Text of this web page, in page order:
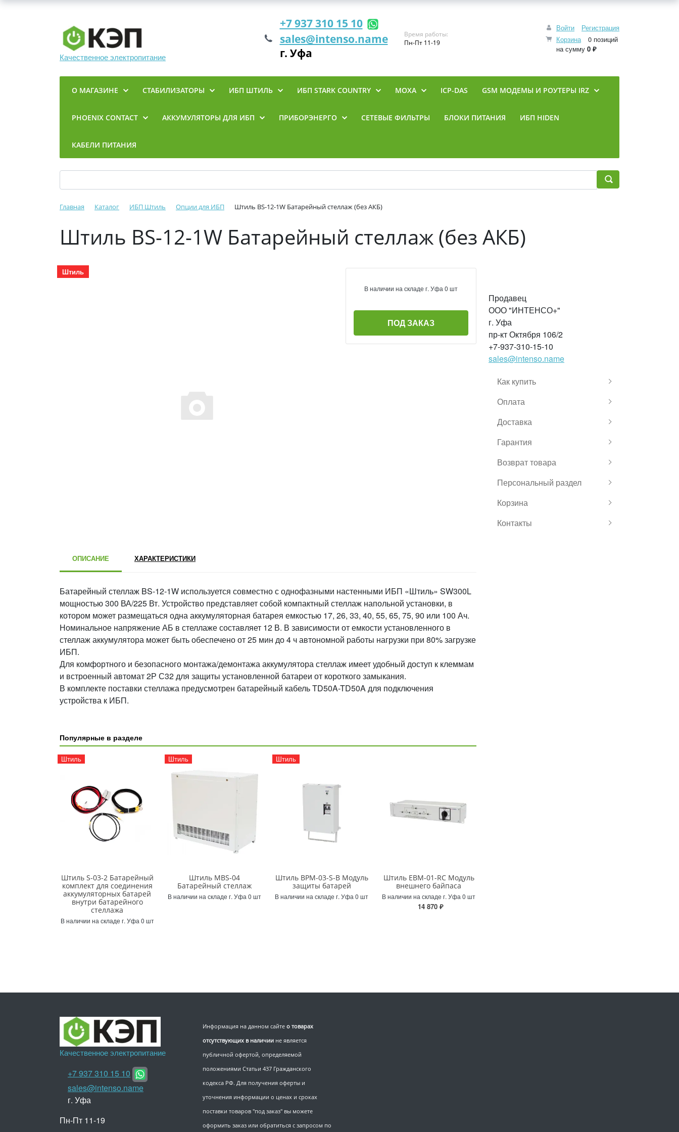
Качественное электропитание
Войти
Регистрация
Корзина
0 позиций
на сумму 0 ₽
+7 937 310 15 10
sales@intenso.name
г. Уфа
Время работы:
Пн-Пт 11-19
О МАГАЗИНЕ СТАБИЛИЗАТОРЫ ИБП ШТИЛЬ ИБП STARK COUNTRY MOXA ICP-DAS GSM МОДЕМЫ И РОУТЕРЫ IRZ
PHOENIX CONTACT АККУМУЛЯТОРЫ ДЛЯ ИБП ПРИБОРЭНЕРГО СЕТЕВЫЕ ФИЛЬТРЫ БЛОКИ ПИТАНИЯ ИБП HIDEN
КАБЕЛИ ПИТАНИЯ
Главная Каталог ИБП Штиль Опции для ИБП Штиль BS-12-1W Батарейный стеллаж (без АКБ)
Штиль BS-12-1W Батарейный стеллаж (без АКБ)
Штиль
В наличии на складе г. Уфа 0 шт
ПОД ЗАКАЗ
ОПИСАНИЕ ХАРАКТЕРИСТИКИ
Батарейный стеллаж BS-12-1W используется совместно с однофазными настенными ИБП «Штиль» SW300L
мощностью 300 ВА/225 Вт. Устройство представляет собой компактный стеллаж напольной установки, в
котором может размещаться одна аккумуляторная батарея емкостью 17, 26, 33, 40, 55, 65, 75, 90 или 100 Ач.
Номинальное напряжение АБ в стеллаже составляет 12 В. В зависимости от емкости установленного в
стеллаж аккумулятора может быть обеспечено от 25 мин до 4 ч автономной работы нагрузки при 80% загрузке
ИБП.
Для комфортного и безопасного монтажа/демонтажа аккумулятора стеллаж имеет удобный доступ к клеммам
и встроенный автомат 2Р С32 для защиты установленной батареи от короткого замыкания.
В комплекте поставки стеллажа предусмотрен батарейный кабель TD50A-TD50A для подключения
устройства к ИБП.
Популярные в разделе
Штиль
Штиль S-03-2 Батарейный
комплект для соединения
аккумуляторных батарей
внутри батарейного
стеллажа
В наличии на складе г. Уфа 0 шт
Штиль
Штиль MBS-04
Батарейный стеллаж
В наличии на складе г. Уфа 0 шт
Штиль
Штиль BPM-03-S-B Модуль
защиты батарей
В наличии на складе г. Уфа 0 шт
Штиль EBM-01-RC Модуль
внешнего байпаса
В наличии на складе г. Уфа 0 шт
14 870 ₽
Продавец
ООО "ИНТЕНСО+"
г. Уфа
пр-кт Октября 106/2
+7-937-310-15-10
sales@intenso.name
Как купить
Оплата
Доставка
Гарантия
Возврат товара
Персональный раздел
Корзина
Контакты
Информация на данном сайте о товарах
отсутствующих в наличии не является
публичной офертой, определяемой
положениями Статьи 437 Гражданского
кодекса РФ. Для получения оферты и
уточнения информации о ценах и сроках
поставки товаров "под заказ" вы можете
оформить заказ или обратиться с запросом по
Качественное электропитание
+7 937 310 15 10
sales@intenso.name
г. Уфа
Пн-Пт 11-19